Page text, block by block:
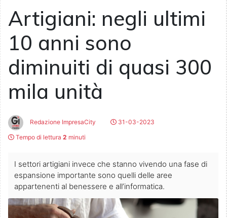
Artigiani: negli ultimi
10 anni sono
diminuiti di quasi 300
mila unità
Redazione ImpresaCity
31-03-2023
Tempo di lettura 2 minuti
I settori artigiani invece che stanno vivendo una fase di
espansione importante sono quelli delle aree
appartenenti al benessere e all’informatica.